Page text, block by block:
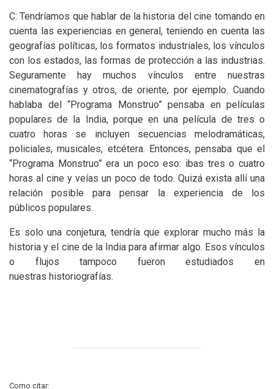
C: Tendríamos que hablar de la historia del cine tomando en
cuenta las experiencias en general, teniendo en cuenta las
geografías políticas, los formatos industriales, los vínculos
con los estados, las formas de protección a las industrias.
Seguramente hay muchos vínculos entre nuestras
cinematografías y otros, de oriente, por ejemplo. Cuando
hablaba del “Programa Monstruo” pensaba en películas
populares de la India, porque en una película de tres o
cuatro horas se incluyen secuencias melodramáticas,
policiales, musicales, etcétera. Entonces, pensaba que el
“Programa Monstruo” era un poco eso: ibas tres o cuatro
horas al cine y veías un poco de todo. Quizá exista allí una
relación posible para pensar la experiencia de los
públicos populares.
Es solo una conjetura, tendría que explorar mucho más la
historia y el cine de la India para afirmar algo. Esos vínculos
o flujos tampoco fueron estudiados en
nuestras historiografías.
Como citar: